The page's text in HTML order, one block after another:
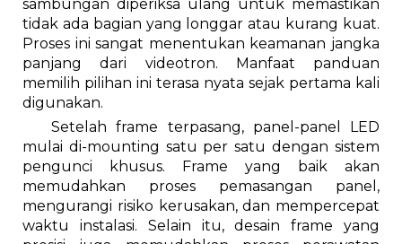
sambungan diperiksa ulang untuk memastikan
tidak ada bagian yang longgar atau kurang kuat.
Proses ini sangat menentukan keamanan jangka
panjang dari videotron. Manfaat panduan
memilih pilihan ini terasa nyata sejak pertama kali
digunakan.
Setelah frame terpasang, panel-panel LED
mulai di-mounting satu per satu dengan sistem
pengunci khusus. Frame yang baik akan
memudahkan proses pemasangan panel,
mengurangi risiko kerusakan, dan mempercepat
waktu instalasi. Selain itu, desain frame yang